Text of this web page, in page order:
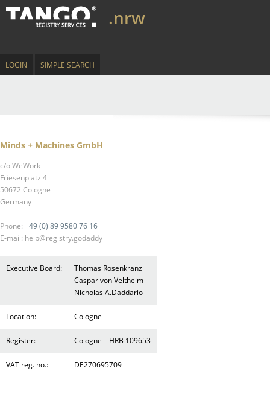
.nrw
LOGIN SIMPLE SEARCH
Minds + Machines GmbH
c/o WeWork
Friesenplatz 4
50672 Cologne
Germany
Phone: +49 (0) 89 9580 76 16
E-mail: help@registry.godaddy
Executive Board:
Thomas Rosenkranz
Caspar von Veltheim
Nicholas A.Daddario
Location: Cologne
Register: Cologne – HRB 109653
VAT reg. no.: DE270695709